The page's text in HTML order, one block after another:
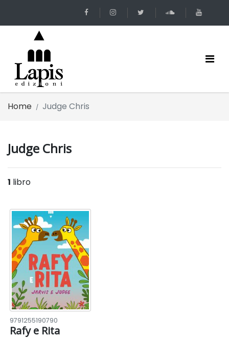
Home Judge Chris
Judge Chris
1 libro
9791255190790
Rafy e Rita